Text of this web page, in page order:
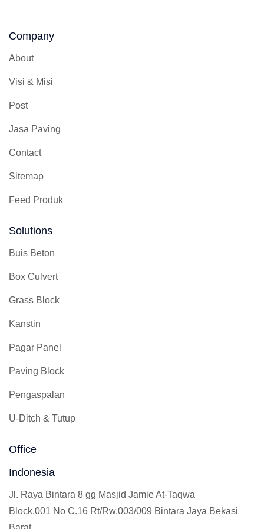
Company
About
Visi & Misi
Post
Jasa Paving
Contact
Sitemap
Feed Produk
Solutions
Buis Beton
Box Culvert
Grass Block
Kanstin
Pagar Panel
Paving Block
Pengaspalan
U-Ditch & Tutup
Office
Indonesia
Jl. Raya Bintara 8 gg Masjid Jamie At-Taqwa
Block.001 No C.16 Rt/Rw.003/009 Bintara Jaya Bekasi